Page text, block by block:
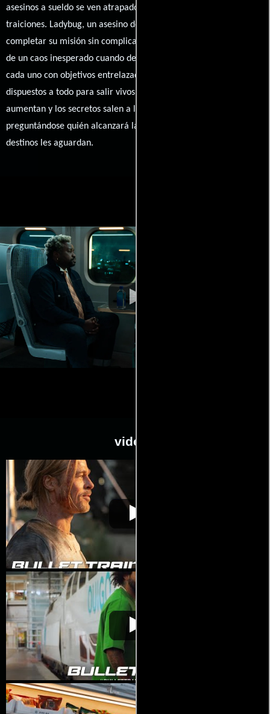
asesinos a sueldo se ven atrapados en una red de intrigas y
traiciones. Ladybug, un asesino desafortunado que busca
completar su misión sin complicaciones, se encuentra en medio
de un caos inesperado cuando descubre que sus adversarios,
cada uno con objetivos entrelazados pero contradictorios, están
dispuestos a todo para salir vivos. Con cada parada, las tensiones
aumentan y los secretos salen a la luz, dejando a todos
preguntándose quién alcanzará la estación final y qué oscuros
destinos les aguardan.
videos
Tren balaVideo de la película Tren bala
Tren bala Video de la película Tren bala